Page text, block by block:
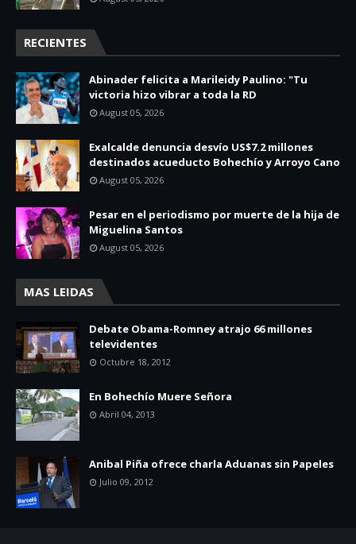
RECIENTES
Abinader felicita a Marileidy Paulino: "Tu
victoria hizo vibrar a toda la RD
August 05, 2026
Exalcalde denuncia desvío US$7.2 millones
destinados acueducto Bohechío y Arroyo Cano
August 05, 2026
Pesar en el periodismo por muerte de la hija de
Miguelina Santos
August 05, 2026
MAS LEIDAS
Debate Obama-Romney atrajo 66 millones
televidentes
Octubre 18, 2012
En Bohechío Muere Señora
Abril 04, 2013
Anibal Piña ofrece charla Aduanas sin Papeles
Julio 09, 2012